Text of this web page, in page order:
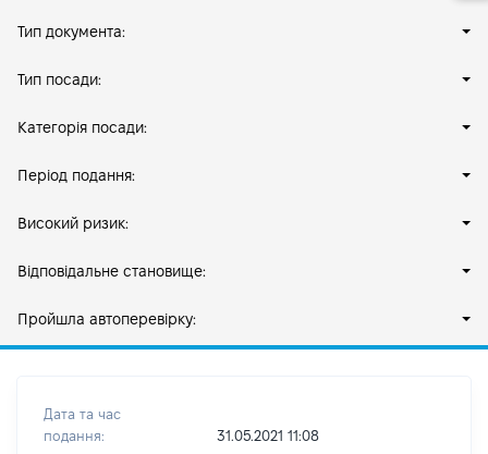
Тип документа:
Тип посади:
Категорія посади:
Період подання:
Високий ризик:
Відповідальне становище:
Пройшла автоперевірку:
Дата та час
подання:
31.05.2021 11:08